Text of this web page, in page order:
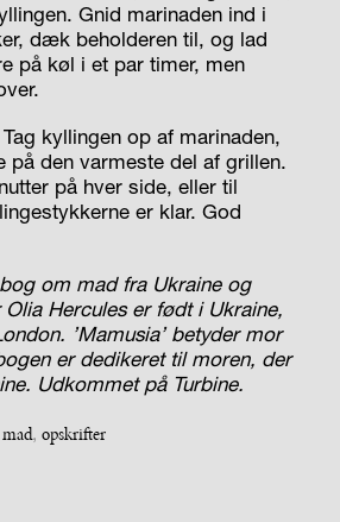
Gnid marinaden ind i
dæk beholderen til, og lad
på køl i et par timer, men
kyllingen op af marinaden,
den varmeste del af grillen.
på hver side, eller til
er klar. God
bog om mad fra Ukraine og
Hercules er født i Ukraine,
’Mamusia’ betyder mor
er dedikeret til moren, der
Udkommet på Turbine.
mad, opskrifter